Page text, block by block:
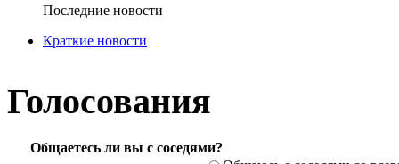
Последние новости
Краткие новости
Голосования
Общаетесь ли вы с соседями?